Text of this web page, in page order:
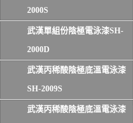
2000S
武漢單組份陰極電泳漆SH-
2000D
武漢丙稀酸陰極底溫電泳漆
SH-2009S
武漢丙稀酸陰極底溫電泳漆